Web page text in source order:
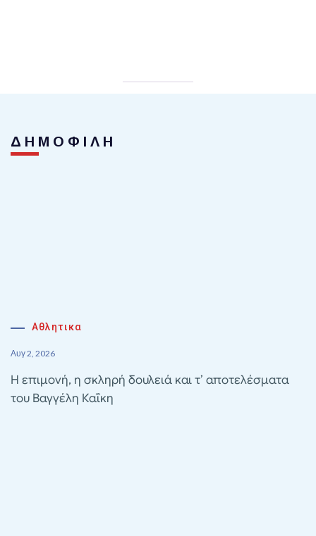
ΔΗΜΟΦΙΛΗ
Αθλητικα
Αυγ 2, 2026
Η επιμονή, η σκληρή δουλειά και τ’ αποτελέσματα
του Βαγγέλη Καΐκη